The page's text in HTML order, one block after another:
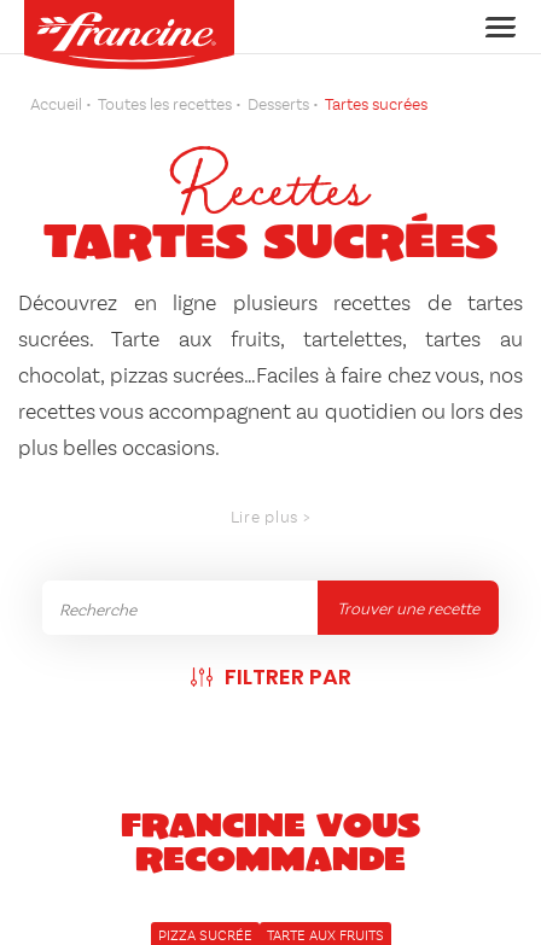
Accueil Toutes les recettes Desserts Tartes sucrées
Recettes
Tartes sucrées
Découvrez en ligne plusieurs recettes de tartes
sucrées. Tarte aux fruits, tartelettes, tartes au
chocolat, pizzas sucrées…Faciles à faire chez vous, nos
recettes vous accompagnent au quotidien ou lors des
plus belles occasions.
Trouver une recette
FILTRER PAR
Francine vous
recommande
PIZZA SUCRÉE TARTE AUX FRUITS